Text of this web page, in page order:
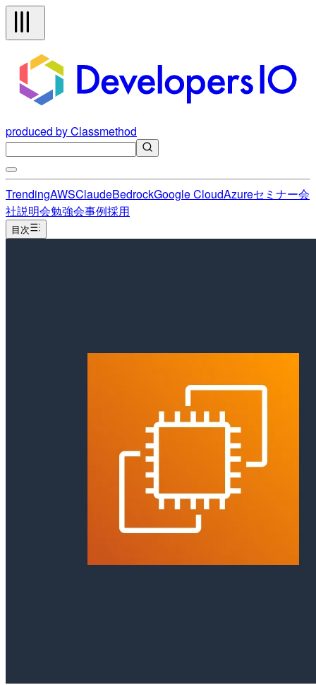
produced by Classmethod
TrendingAWSClaudeBedrockGoogle CloudAzureセミナー会
社説明会勉強会事例採用
目次